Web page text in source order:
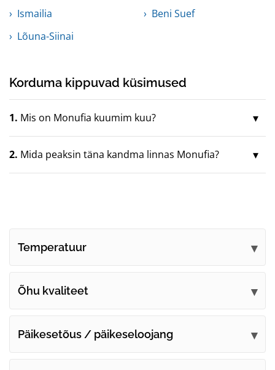
Ismailia
Beni Suef
Lõuna-Siinai
Korduma kippuvad küsimused
1. Mis on Monufia kuumim kuu?
2. Mida peaksin täna kandma linnas Monufia?
Temperatuur
Õhu kvaliteet
Päikesetõus / päikeseloojang